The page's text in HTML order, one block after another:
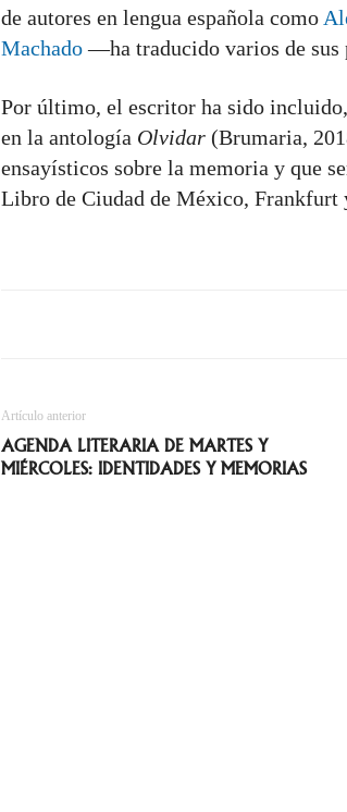
de autores en lengua española como
Machado—ha traducido varios de sus
Por último, el escritor ha sido
en la antología Olvidar (Brumaria,
ensayísticos sobre la memoria y que
Libro de Ciudad de México, Frankfurt
Artículo anterior
AGENDA LITERARIA DE MARTES Y
MIÉRCOLES: IDENTIDADES Y MEMORIAS